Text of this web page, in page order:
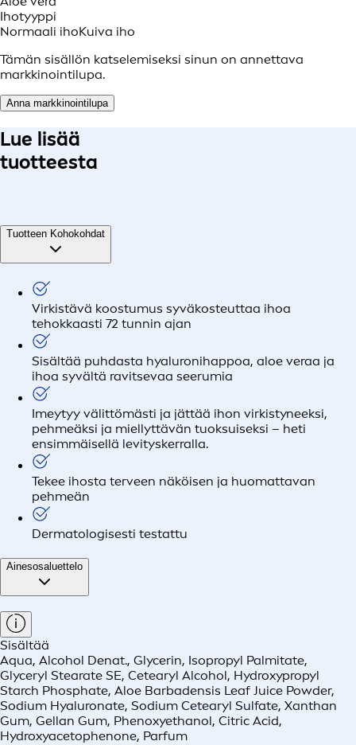
Ihotyyppi
Normaali ihoKuiva iho
Tämän sisällön katselemiseksi sinun on annettava
markkinointilupa.
Anna markkinointilupa
Lue lisää
tuotteesta
Tuotteen Kohokohdat
Virkistävä koostumus syväkosteuttaa ihoa
tehokkaasti 72 tunnin ajan
Sisältää puhdasta hyaluronihappoa, aloe veraa ja
ihoa syvältä ravitsevaa seerumia
Imeytyy välittömästi ja jättää ihon virkistyneeksi,
pehmeäksi ja miellyttävän tuoksuiseksi – heti
ensimmäisellä levityskerralla.
Tekee ihosta terveen näköisen ja huomattavan
pehmeän
Dermatologisesti testattu
Ainesosaluettelo
Sisältää
Aqua, Alcohol Denat., Glycerin, Isopropyl Palmitate,
Glyceryl Stearate SE, Cetearyl Alcohol, Hydroxypropyl
Starch Phosphate, Aloe Barbadensis Leaf Juice Powder,
Sodium Hyaluronate, Sodium Cetearyl Sulfate, Xanthan
Gum, Gellan Gum, Phenoxyethanol, Citric Acid,
Hydroxyacetophenone, Parfum